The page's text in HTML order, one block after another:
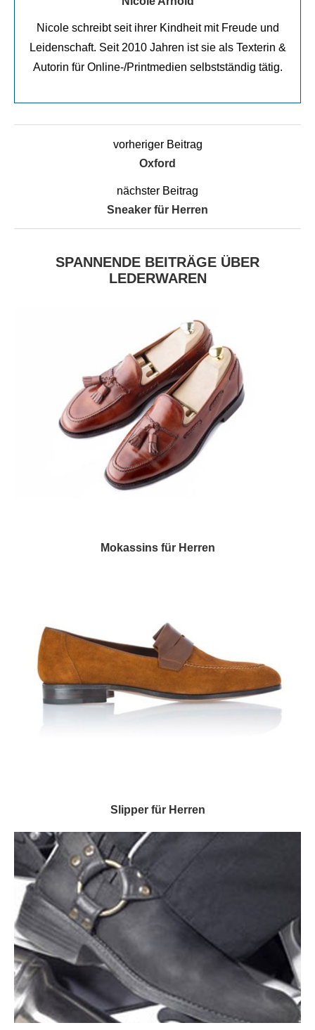
Nicole schreibt seit ihrer Kindheit mit Freude und
Leidenschaft. Seit 2010 Jahren ist sie als Texterin &
Autorin für Online-/Printmedien selbstständig tätig.
vorheriger Beitrag
Oxford
nächster Beitrag
Sneaker für Herren
SPANNENDE BEITRÄGE ÜBER
LEDERWAREN
Mokassins für Herren
Slipper für Herren